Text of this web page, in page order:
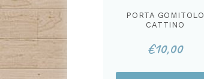
PORTA GOMITOLO
CATTINO
€10,00